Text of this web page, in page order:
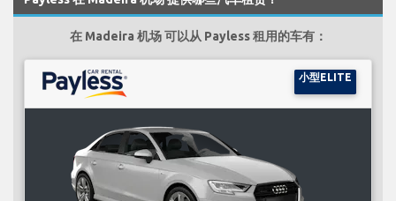
在 Madeira 机场 可以从 Payless 租用的车有：
小型ELITE